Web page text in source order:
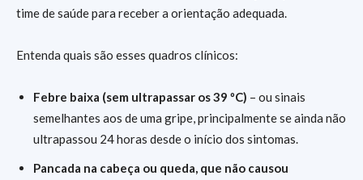
time de saúde para receber a orientação adequada.
Entenda quais são esses quadros clínicos:
Febre baixa (sem ultrapassar os 39 ºC) – ou sinais
semelhantes aos de uma gripe, principalmente se ainda não
ultrapassou 24 horas desde o início dos sintomas.
Pancada na cabeça ou queda, que não causou